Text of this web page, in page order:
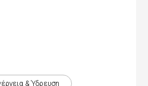
& Ύδρευση